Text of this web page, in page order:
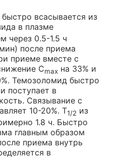
всасывается из
в плазме
через 0.5-1.5 ч
после приема
приеме вместе с
Сmax на 33% и
Темозоломид быстро
поступает в
Связывание с
10-20%. T1/2 из
1.8 ч. Быстро
главным образом
приема внутрь
в